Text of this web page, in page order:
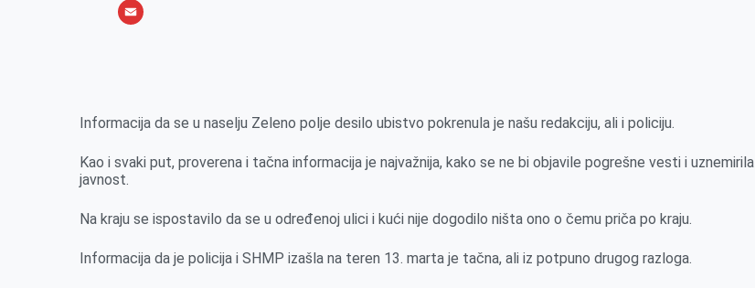
o
e
k
b
h
p
X
Informacija da se u naselju Zeleno polje desilo ubistvo pokrenula je našu redakciju, ali i policiju.
Kao i svaki put, proverena i tačna informacija je najvažnija, kako se ne bi objavile pogrešne vesti i uznemirila
javnost.
Na kraju se ispostavilo da se u određenoj ulici i kući nije dogodilo ništa ono o čemu priča po kraju.
Informacija da je policija i SHMP izašla na teren 13. marta je tačna, ali iz potpuno drugog razloga.